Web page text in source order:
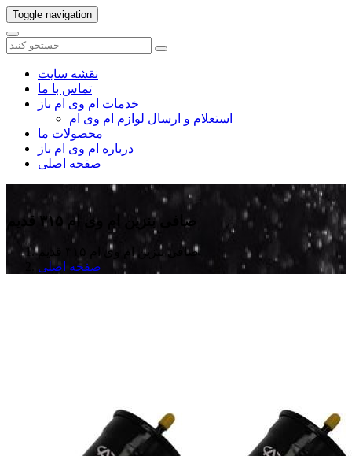
Toggle navigation
نقشه سایت
تماس با ما
خدمات ام وی ام باز
استعلام و ارسال لوازم ام وی ام
محصولات ما
درباره ام وی ام باز
صفحه اصلی
صافی بنزین ام وی ام ۳۱۵ قدیم
صافی بنزین ام وی ام ۳۱۵ قدیم
صفحه اصلی